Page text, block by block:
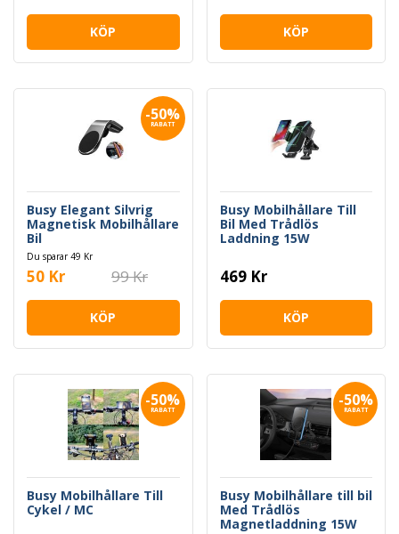
KÖP KÖP
-50%
RABATT
Busy Elegant Silvrig
Magnetisk Mobilhållare
Bil
Du sparar 49 Kr
50 Kr 99 Kr
KÖP
Busy Mobilhållare Till
Bil Med Trådlös
Laddning 15W
469 Kr
KÖP
-50%
RABATT
Busy Mobilhållare Till
Cykel / MC
-50%
RABATT
Busy Mobilhållare till bil
Med Trådlös
Magnetladdning 15W